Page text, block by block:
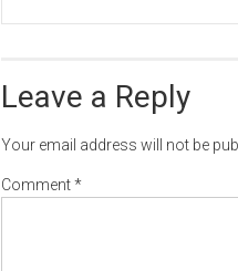
Leave a Reply
Your email address will not be
Comment*